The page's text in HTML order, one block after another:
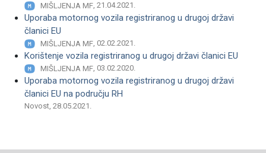
MIŠLJENJA MF, 21.04.2021.
Uporaba motornog vozila registriranog u drugoj državi
članici EU
MIŠLJENJA MF, 02.02.2021.
Korištenje vozila registriranog u drugoj državi članici EU
MIŠLJENJA MF, 03.02.2020.
Uporaba motornog vozila registriranog u drugoj državi
članici EU na području RH
Novost, 28.05.2021.